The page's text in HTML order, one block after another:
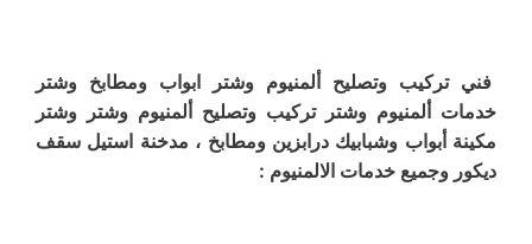
فني تركيب وتصليح ألمنيوم وشتر ابواب ومطابخ وشتر
خدمات ألمنيوم وشتر تركيب وتصليح ألمنيوم وشتر وشتر
مكينة أبواب وشبابيك درابزين ومطابخ ، مدخنة استيل سقف
ديكور وجميع خدمات الالمنيوم :